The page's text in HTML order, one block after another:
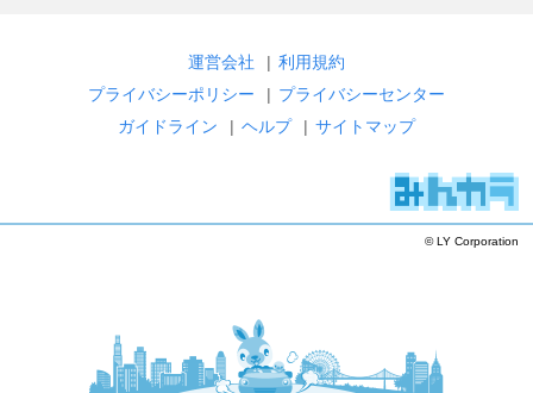
運営会社 | 利用規約
プライバシーポリシー
| プライバシーセンター
ガイドライン
| ヘルプ | サイトマップ
© LY Corporation